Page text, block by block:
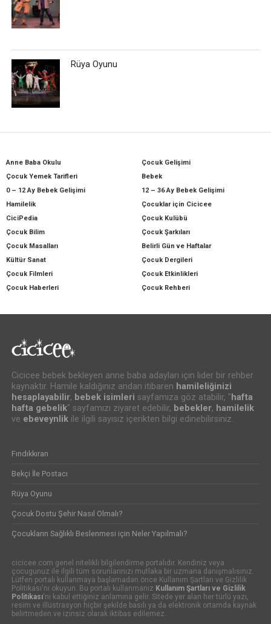
Rüya Oyunu
Anne Baba Okulu
Çocuk Gelişimi
Çocuk Yemek Tarifleri
Bebek
0 – 12 Ay Bebek Gelişimi
12 – 36 Ay Bebek Gelişimi
Hamilelik
Çocuklar için Cicicee
CiciPedia
Çocuk Kulübü
Çocuk Bilim
Çocuk Şarkıları
Çocuk Masalları
Belirli Gün ve Haftalar
Kültür Sanat
Çocuk Dergileri
Çocuk Filmleri
Çocuk Etkinlikleri
Çocuk Haberleri
Çocuk Rehberi
Cicicee bebek bekleyen anne baba adayları için lider bir rehber
kaynaktır. Hamile kaldığınız andan itibaren hamileliğinizi
hesaplayabilir, bebek isimleri sayfamıza göz atabilir, " hafta
hafta gebelik" sayfamızı ziyaret edebilir, bebekler, hamilelik
ve ebeveynlikile ilgili sayısız içerikten bilgi edinebilirsiniz.
Fındıkkıran
Bekçi İle Postacı
Rüya Oyunu
Çocuk Dostu Şehir Nasıl Olmalı?
Çocukların Sağlıklı Beslenmesi için Neler Yapılmalı?
cicicee.com genel nitelikli bilgilendirme portalıdır. Kendiniz veya
çocugunuz ile ilgili tüm sorunlarınızı mutlaka bir uzmana danışmalısınız.
Lütfen portalı kullanmaya başlamadan önce Kullanım Şartları ve Gizlilik
Politikası'nı okuyun. Bu portalı kullanmanız Kullanım Şartları ve Gizlilik
Politikası'nı kabul ettiğiniz anlamına gelir. Sitede yer alan her türlü yazı,
resim ve illüstrasyon hiçbir şekilde basılı ya da elektronik ortamda kaynak
belirtmeden ve izinsiz olarak iktibas edilemez.